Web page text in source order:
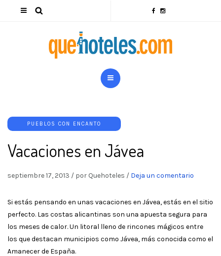
PUEBLOS CON ENCANTO
Vacaciones en Jávea
septiembre 17, 2013 / por Quehoteles / Deja un comentario
Si estás pensando en unas vacaciones en Jávea, estás en el sitio
perfecto. Las costas alicantinas son una apuesta segura para
los meses de calor. Un litoral lleno de rincones mágicos entre
los que destacan municipios como Jávea, más conocida como el
Amanecer de España.